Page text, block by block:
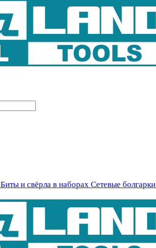
Биты и свёрла в наборах Сетевые болгарки